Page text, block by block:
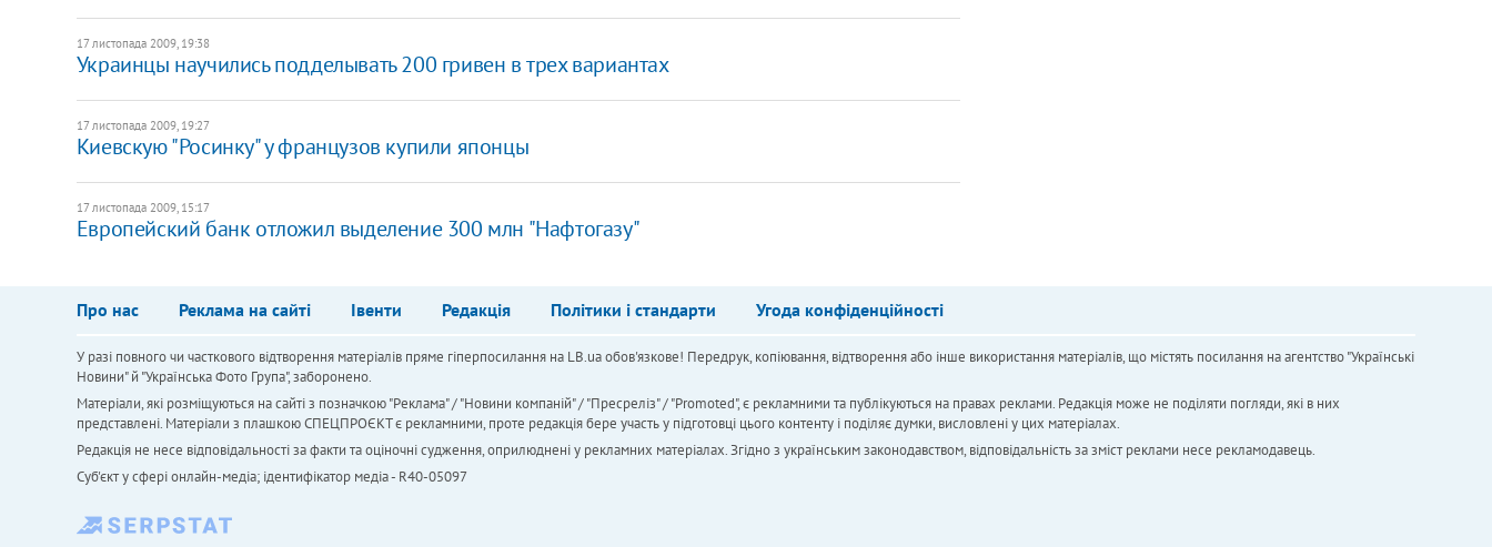
17 листопада 2009, 19:38
Украинцы научились подделывать 200 гривен в трех вариантах
17 листопада 2009, 19:27
Киевскую "Росинку" у французов купили японцы
17 листопада 2009, 15:17
Европейский банк отложил выделение 300 млн "Нафтогазу"
Про нас Реклама на сайті Івенти Редакція Політики і стандарти Угода конфіденційності
У разі повного чи часткового відтворення матеріалів пряме гіперпосилання на LB.ua обов'язкове! Передрук, копіювання, відтворення або інше використання матеріалів, що містять посилання на агентство "Українськi
Новини" й "Українська Фото Група", заборонено.
Матеріали, які розміщуються на сайті з позначкою "Реклама" / "Новини компаній" / "Пресреліз" / "Promoted", є рекламними та публікуються на правах реклами. Редакція може не поділяти погляди, які в них
представлені. Матеріали з плашкою СПЕЦПРОЄКТ є рекламними, проте редакція бере участь у підготовці цього контенту і поділяє думки, висловлені у цих матеріалах.
Редакція не несе відповідальності за факти та оціночні судження, оприлюднені у рекламних матеріалах. Згідно з українським законодавством, відповідальність за зміст реклами несе рекламодавець.
Cуб'єкт у сфері онлайн-медіа; ідентифікатор медіа - R40-05097